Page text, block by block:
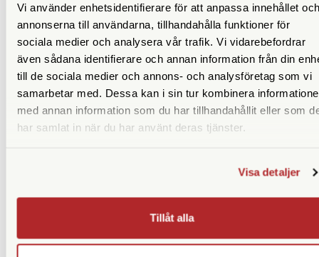
Vi använder enhetsidentifierare för att anpassa innehållet och
annonserna till användarna, tillhandahålla funktioner för
sociala medier och analysera vår trafik. Vi vidarebefordrar
även sådana identifierare och annan information från din
till de sociala medier och annons- och analysföretag som vi
samarbetar med. Dessa kan i sin tur kombinera
med annan information som du har tillhandahållit eller som
har samlat in när du har använt deras tjänster.
Visa detaljer
Tillåt alla
Kamerans grepp har förbättrats och flera av knapparna har
blivit större för att enklare kunna användas när man till
exempel jobbar med handskar. Den pekkänsliga 3-tums LCD-
riktningar; uppåt och nedåt när man fotograferar i liggande